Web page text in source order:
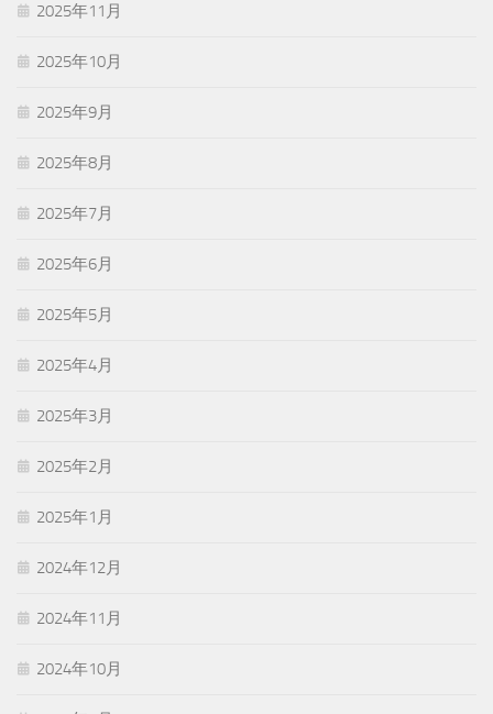
2025年11月
2025年10月
2025年9月
2025年8月
2025年7月
2025年6月
2025年5月
2025年4月
2025年3月
2025年2月
2025年1月
2024年12月
2024年11月
2024年10月